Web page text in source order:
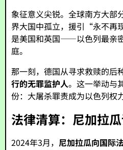
象征意义尖锐。全球南方大部
界大国中孤立，援引“永不再
是美国和英国——以色列最亲
庭。
那一刻，德国从寻求救赎的后
行的无罪监护人。这一举动与
份：大屠杀罪责成为以色列权
法律清算：尼加拉
2024年3月， 尼加拉瓜向国际